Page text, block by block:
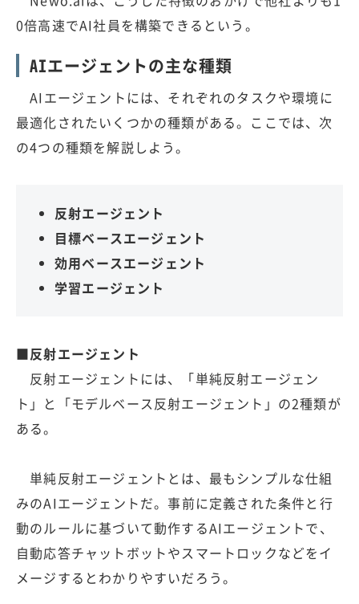
0倍高速でAI社員を構築できるという。
AIエージェントの主な種類
AIエージェントには、それぞれのタスクや環境に
最適化されたいくつかの種類がある。ここでは、次
の4つの種類を解説しよう。
反射エージェント
目標ベースエージェント
効用ベースエージェント
学習エージェント
■反射エージェント
反射エージェントには、「単純反射エージェン
ト」と「モデルベース反射エージェント」の2種類が
ある。
単純反射エージェントとは、最もシンプルな仕組
みのAIエージェントだ。事前に定義された条件と行
動のルールに基づいて動作するAIエージェントで、
自動応答チャットボットやスマートロックなどをイ
メージするとわかりやすいだろう。